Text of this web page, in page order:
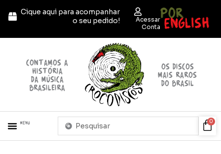
para
conteúdo
Cique aqui para acompanhar
o seu pedido!
Acessar
Conta
POR
ENGLISH
contamos a
história
da música
brasileira
OS discos
mais raros
do brasil
Menu
Pesquisar
0